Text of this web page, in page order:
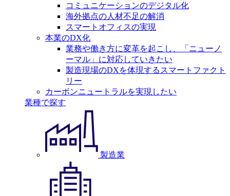
コミュニケーションのデジタル化
海外拠点の人材不足の解消
スマートオフィスの実現
本業のDX化
業務や働き方に変革を起こし、「ニューノ
ーマル」に対応していきたい
製造現場のDXを体現するスマートファクト
リー
カーボンニュートラルを実現したい
業種で探す
製造業